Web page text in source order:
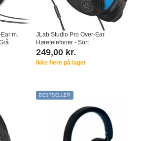
m.
JLab Studio Pro Over-Ear
Høretelefoner - Sort
249,00 kr.
Ikke flere på lager
BESTSELLER